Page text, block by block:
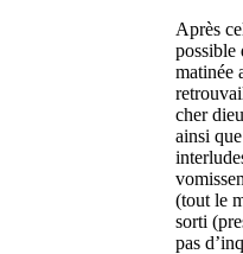
Après
possible
matinée
cher
ainsi
(tout le
sorti
pas